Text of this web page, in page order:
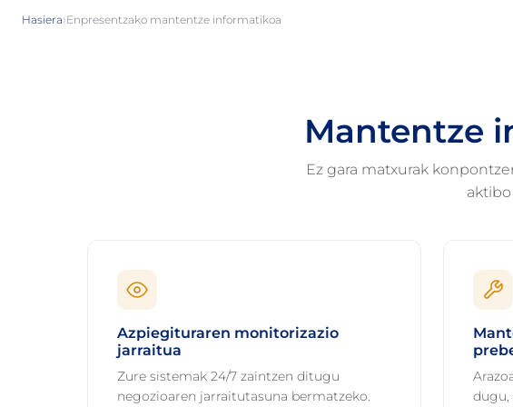
Hasiera›Enpresentzako mantentze informatikoa
Mantentze
Ez gara matxurak
Azpiegituraren monitorizazio
jarraitua
Zure sistemak 24/7 zaintzen ditugu
negozioaren jarraitutasuna bermatzeko.
dugu,